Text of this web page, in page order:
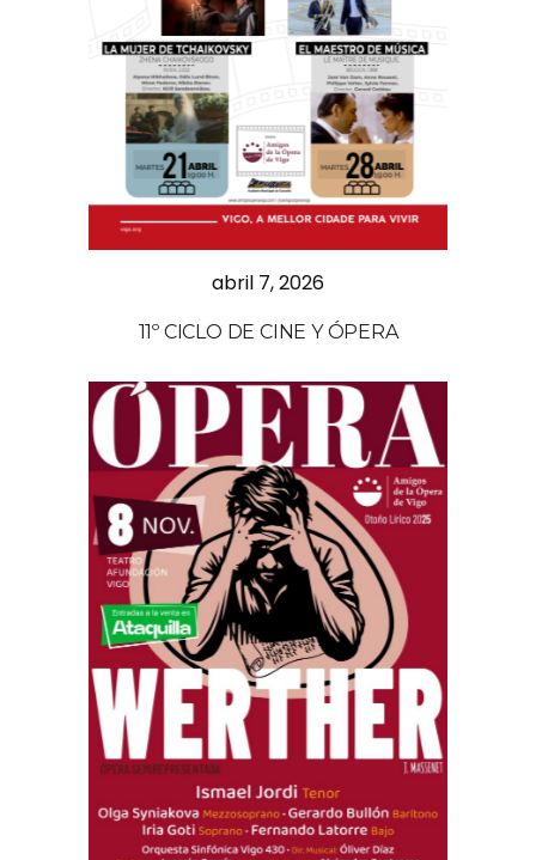
abril 7, 2026
11º CICLO DE CINE Y ÓPERA